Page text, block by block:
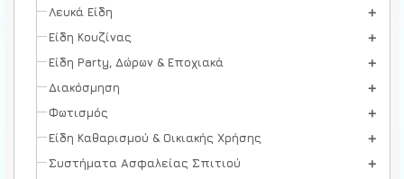
Λευκά Είδη
Είδη Κουζίνας
Είδη Party, Δώρων & Εποχιακά
Διακόσμηση
Φωτισμός
Είδη Καθαρισμού & Οικιακής Χρήσης
Συστήματα Ασφαλείας Σπιτιού